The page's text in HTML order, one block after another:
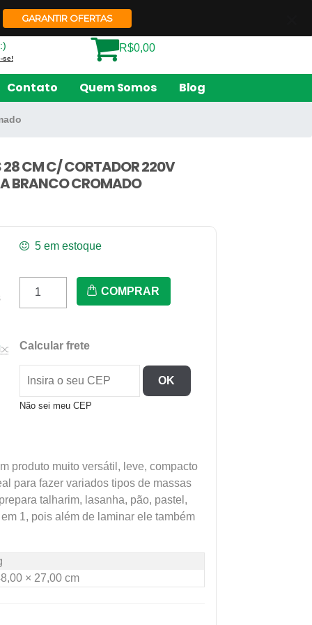
GARANTIR OFERTAS Quem Somos
se!
R$0,00
Contato Quem Somos Blog
28 CM C/ CORTADOR 220V
BRANCO CROMADO
5 em estoque
28
Cm
C/
Cortador
Abs
Branca
Branco
Cromado
COMPRAR
Calcular frete
OK
Não sei meu CEP
produto muito versátil, leve, compacto
para fazer variados tipos de massas
talharim, lasanha, pão, pastel,
1, pois além de laminar ele também
× 27,00 cm